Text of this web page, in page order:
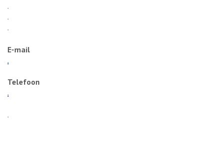
.
.
.
E-mail
.
Telefoon
.
.